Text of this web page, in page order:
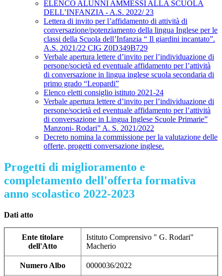
ELENCO ALUNNI AMMESSI ALLA SCUOLA
DELL’INFANZIA - A.S. 2022/ 23
Lettera di invito per l’affidamento di attività di
conversazione/potenziamento della lingua Inglese per le
classi della Scuola dell’Infanzia “ Il giardini incantato”.
A.S. 2021/22 CIG Z0D349B729
Verbale apertura lettere d’invito per l’individuazione di
persone/società ed eventuale affidamento per l’attività
di conversazione in lingua inglese scuola secondaria di
primo grado “Leopardi”
Elenco eletti consiglio istituto 2021-24
Verbale apertura lettere d’invito per l’individuazione di
persone/società ed eventuale affidamento per l’attività
di conversazione in Lingua Inglese Scuole Primarie”
Manzoni- Rodari” A. S. 2021/2022
Decreto nomina la commissione per la valutazione delle
offerte, progetti conversazione inglese.
Progetti di miglioramento e
completamento dell'offerta formativa
anno scolastico 2022-2023
Dati atto
Ente titolare
dell'Atto
Istituto Comprensivo " G. Rodari"
Macherio
Numero Albo 0000036/2022